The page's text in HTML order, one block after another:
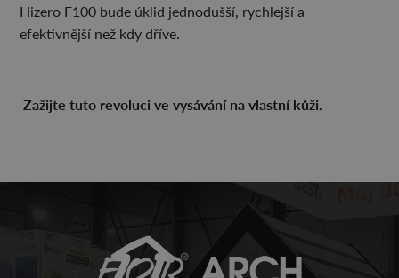
Hizero F100 bude úklid jednodušší, rychlejší a
efektivnější než kdy dříve.
Zažijte tuto revoluci ve vysávání na vlastní kůži.